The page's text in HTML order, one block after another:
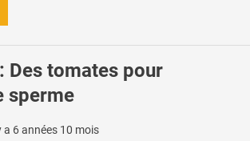
Des tomates pour
sperme
a 6 années 10 mois